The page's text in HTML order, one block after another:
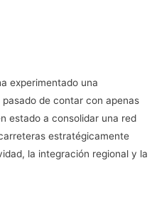
experimentado una
de contar con apenas
estado a consolidar una red
estratégicamente
la integración regional y la